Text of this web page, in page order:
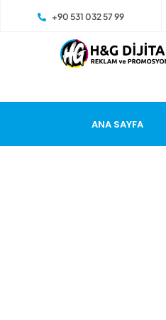
+90 531 032 57 99
ANA SAYFA